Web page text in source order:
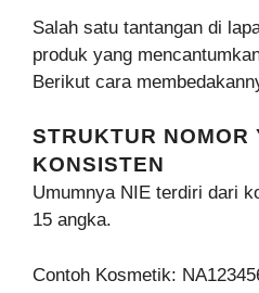
Salah satu tantangan di
produk yang
Berikut cara
STRUKTUR NOMOR
KONSISTEN
Umumnya NIE terdiri dari
15 angka.
Contoh Kosmetik: